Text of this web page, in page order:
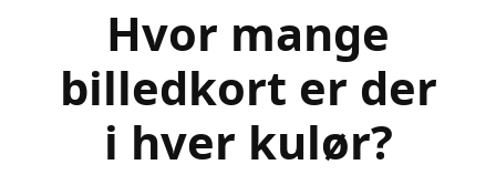
Hvor mange
billedkort er der
i hver kulør?